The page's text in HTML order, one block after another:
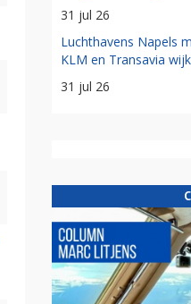
31 jul 26
Luchthavens Napels
KLM en Transavia
31 jul 26